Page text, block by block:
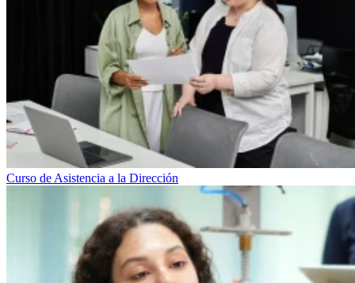
Curso de Asistencia a la Dirección